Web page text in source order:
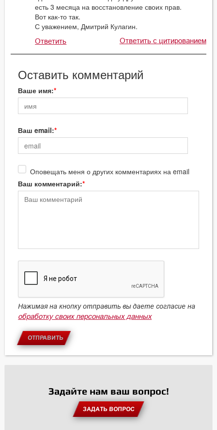
есть 3 месяца на восстановление своих прав.
Вот как-то так.
С уважением, Дмитрий Кулагин.
Ответить Ответить с цитированием
Оставить комментарий
Ваше имя:
Ваш email:
Оповещать меня о других комментариях на email
Ваш комментарий:
Нажимая на кнопку отправить вы даете согласие на
обработку своих персональных данных
ОТПРАВИТЬ
Задайте нам ваш вопрос!
ЗАДАТЬ ВОПРОС